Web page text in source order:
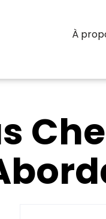
À